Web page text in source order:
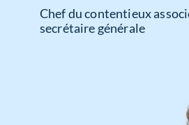
Chef du contentieux
secrétaire générale